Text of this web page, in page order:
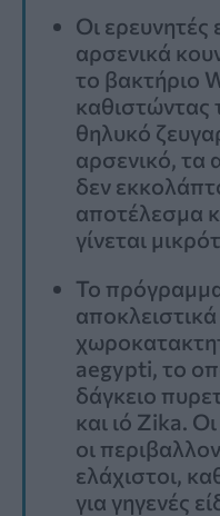
Οι ερευνητές
αρσενικά
το βακτήριο
καθιστώντας
θηλυκό
αρσενικό, τα
δεν
αποτέλεσμα
γίνεται
Το
aegypti, το
δάγκειο
και ιό Zika. Οι
οι
ελάχιστοι,
για γηγενές